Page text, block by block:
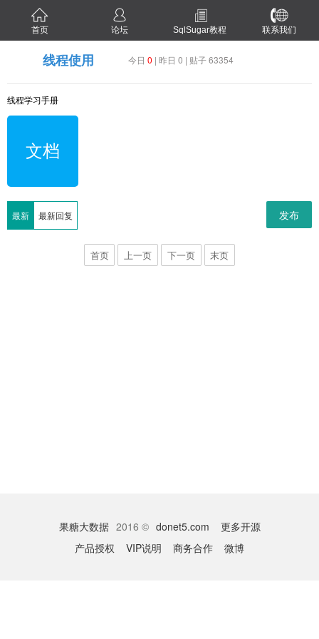
首页 论坛 SqlSugar教程 联系我们
线程使用 今日 0 | 昨日 0 | 贴子 63354
线程学习手册
文档
最新 最新回复 发布
首页 上一页 下一页 末页
果糖大数据 2016 © donet5.com
更多开源
产品授权
VIP说明 商务合作 微博